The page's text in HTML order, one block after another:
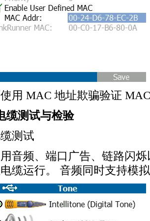
用 MAC 地址欺骗验证
缆测试与检验
测试
音频、端口广告、链路闪
缆运行。 音频同时支持模